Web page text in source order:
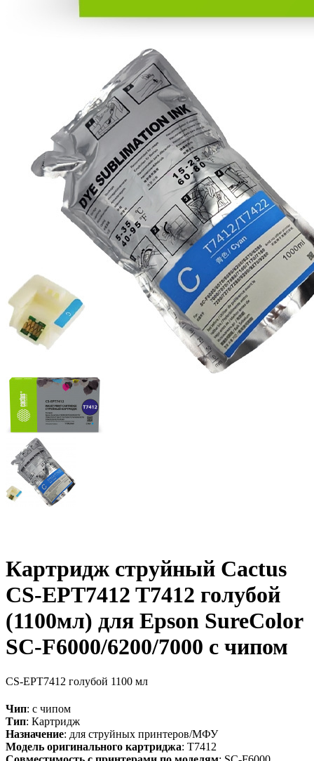
Картридж струйный Cactus
CS-EPT7412 T7412 голубой
(1100мл) для Epson SureColor
SC-F6000/6200/7000 с чипом
CS-EPT7412 голубой 1100 мл
Чип: с чипом
Тип: Картридж
Назначение: для струйных принтеров/МФУ
Модель оригинального картриджа: T7412